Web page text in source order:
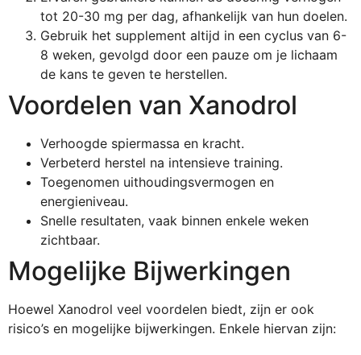
tot 20-30 mg per dag, afhankelijk van hun doelen.
Gebruik het supplement altijd in een cyclus van 6-
8 weken, gevolgd door een pauze om je lichaam
de kans te geven te herstellen.
Voordelen van Xanodrol
Verhoogde spiermassa en kracht.
Verbeterd herstel na intensieve training.
Toegenomen uithoudingsvermogen en
energieniveau.
Snelle resultaten, vaak binnen enkele weken
zichtbaar.
Mogelijke Bijwerkingen
Hoewel Xanodrol veel voordelen biedt, zijn er ook
risico’s en mogelijke bijwerkingen. Enkele hiervan zijn: